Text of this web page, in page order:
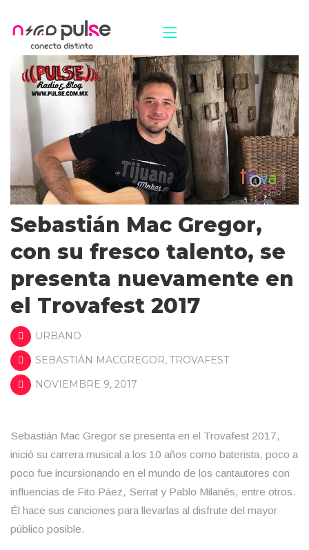
Sebastián Mac Gregor,
con su fresco talento, se
presenta nuevamente en
el Trovafest 2017
URBANO
SEBASTIÁN MACGREGOR, TROVAFEST
NOVIEMBRE 9, 2017
Sebastián Mac Gregor se presenta en el Trovafest 2017,
inició su carrera musical a los 10 años como baterista, poco a
poco fue incursionando en el mundo de los cantautores con
influencias de Fito Páez, Serrat y Pablo Milanés, entre otros.
Él hace sus canciones para llevarlas al disfrute del mayor
público posible.